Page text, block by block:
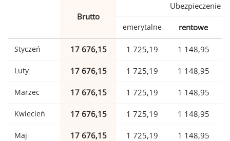
Brutto
Ubezpieczenie
emerytalne rentowe
Styczeń 17 676,15 1 725,19 1 148,95
Luty 17 676,15 1 725,19 1 148,95
Marzec 17 676,15 1 725,19 1 148,95
Kwiecień 17 676,15 1 725,19 1 148,95
Maj 17 676,15 1 725,19 1 148,95